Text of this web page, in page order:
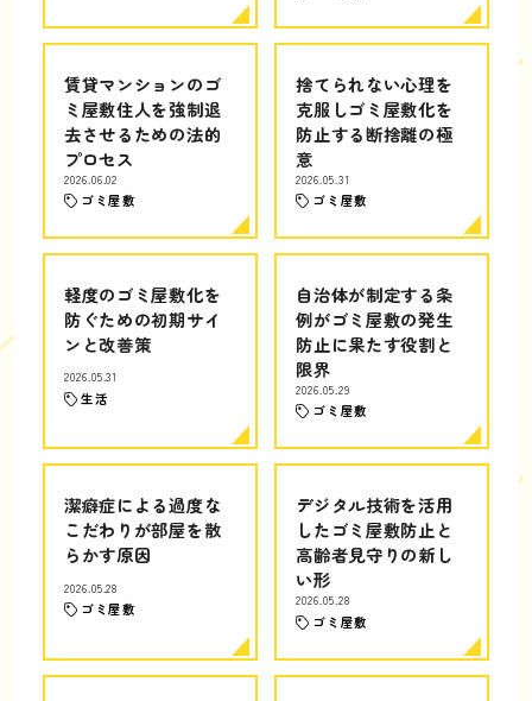
賃貸マンションのゴ
ミ屋敷住人を強制退
去させるための法的
プロセス
2026.06.02
ゴミ屋敷
捨てられない心理を
克服しゴミ屋敷化を
防止する断捨離の極
意
2026.05.31
ゴミ屋敷
軽度のゴミ屋敷化を
防ぐための初期サイ
ンと改善策
2026.05.31
生活
自治体が制定する条
例がゴミ屋敷の発生
防止に果たす役割と
限界
2026.05.29
ゴミ屋敷
潔癖症による過度な
こだわりが部屋を散
らかす原因
2026.05.28
ゴミ屋敷
デジタル技術を活用
したゴミ屋敷防止と
高齢者見守りの新し
い形
2026.05.28
ゴミ屋敷